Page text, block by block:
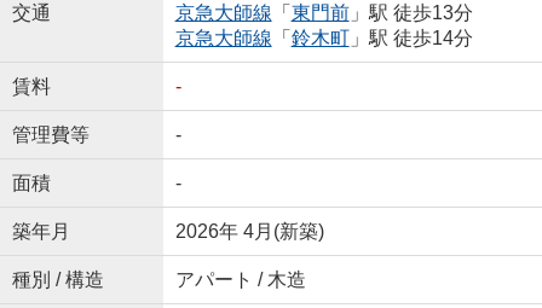
交通
京急大師線 「 東門前」駅 徒歩13分
京急大師線 「 鈴木町」駅 徒歩14分
賃料 -
管理費等 -
面積 -
築年月 2026年 4月(新築)
種別 / 構造 アパート / 木造